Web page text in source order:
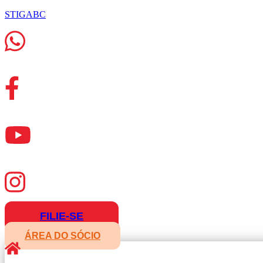
STIGABC
FILIE-SE
ÁREA DO SÓCIO